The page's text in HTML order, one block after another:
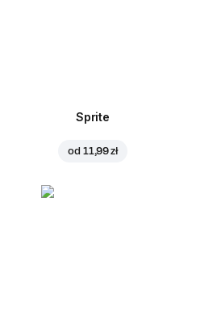
Sprite
od 11,99 zł